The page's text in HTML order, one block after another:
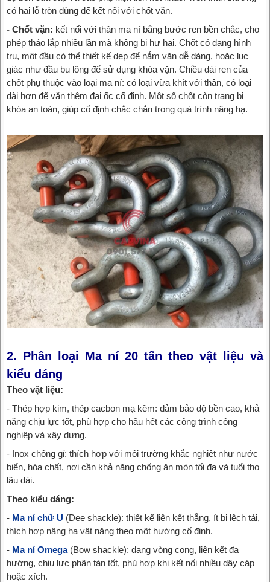
có hai lỗ tròn dùng để kết nối với chốt vặn.
- Chốt vặn: kết nối với thân ma ní bằng bước ren bền chắc, cho
phép tháo lắp nhiều lần mà không bị hư hại. Chốt có dạng hình
trụ, một đầu có thể thiết kế dẹp để nắm vặn dễ dàng, hoặc lục
giác như đầu bu lông để sử dụng khóa vặn. Chiều dài ren của
chốt phụ thuộc vào loại ma ní: có loại vừa khít với thân, có loại
dài hơn để vặn thêm đai ốc cố định. Một số chốt còn trang bị
khóa an toàn, giúp cố định chắc chắn trong quá trình nâng hạ.
2. Phân loại Ma ní 20 tấn theo vật liệu và
kiểu dáng
Theo vật liệu:
- Thép hợp kim, thép cacbon mạ kẽm: đảm bảo độ bền cao, khả
năng chịu lực tốt, phù hợp cho hầu hết các công trình công
nghiệp và xây dựng.
- Inox chống gỉ: thích hợp với môi trường khắc nghiệt như nước
biển, hóa chất, nơi cần khả năng chống ăn mòn tối đa và tuổi thọ
lâu dài.
Theo kiểu dáng:
- Ma ní chữ U (Dee shackle): thiết kế liên kết thẳng, ít bị lệch tải,
thích hợp nâng hạ vật nặng theo một hướng cố định.
- Ma ní Omega(Bow shackle): dạng vòng cong, liên kết đa
hướng, chịu lực phân tán tốt, phù hợp khi kết nối nhiều dây cáp
hoặc xích.